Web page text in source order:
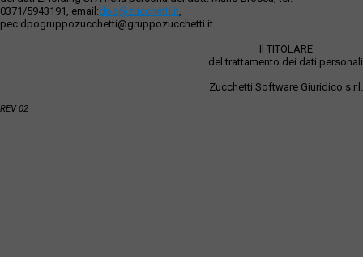
0371/5943191, email:dpo@zucchetti.it,
pec:dpogruppozucchetti@gruppozucchetti.it
Il TITOLARE
del trattamento dei dati personali
Zucchetti Software Giuridico s.r.l.
REV 02